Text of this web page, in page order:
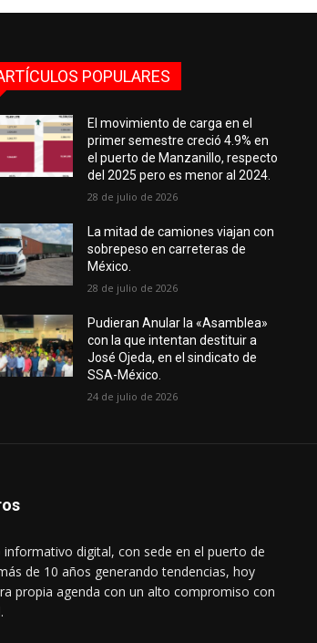
POPULARES
El movimiento de carga en el
primer semestre creció 4.9% en
el puerto de Manzanillo, respecto
del 2025 pero es menor al 2024.
28 de julio de 2026
La mitad de camiones viajan con
sobrepeso en carreteras de
México.
28 de julio de 2026
Pudieran Anular la «Asamblea»
con la que intentan destituir a
José Ojeda, en el sindicato de
SSA-México.
24 de julio de 2026
digital, con sede en el puerto de
de 10 años generando tendencias, hoy
propia agenda con un alto compromiso con